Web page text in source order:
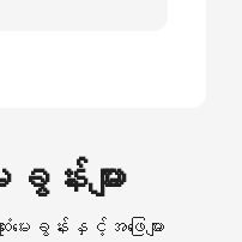
းခွန်းများ
မေးခွန်းနှင့်အဖြေများ